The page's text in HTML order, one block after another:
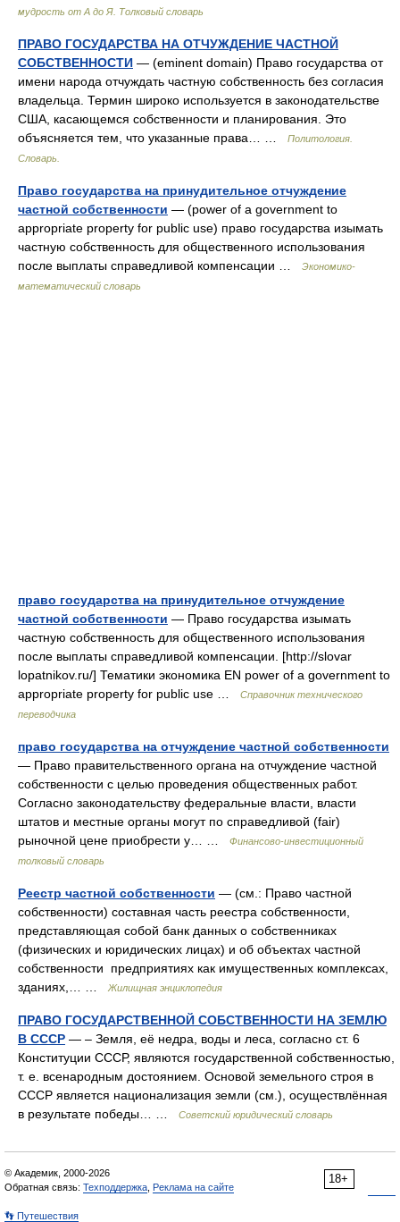
мудрость от А до Я. Толковый словарь
ПРАВО ГОСУДАРСТВА НА ОТЧУЖДЕНИЕ ЧАСТНОЙ
СОБСТВЕННОСТИ — (eminent domain) Право государства от
имени народа отчуждать частную собственность без согласия
владельца. Термин широко используется в законодательстве
США, касающемся собственности и планирования. Это
объясняется тем, что указанные права… …
Политология.
Словарь.
Право государства на принудительное отчуждение
частной собственности — (power of a government to
appropriate property for public use) право государства изымать
частную собственность для общественного использования
после выплаты справедливой компенсации …
Экономико-
математический словарь
право государства на принудительное отчуждение
частной собственности — Право государства изымать
частную собственность для общественного использования
после выплаты справедливой компенсации. [http://slovar
lopatnikov.ru/] Тематики экономика EN power of a government to
appropriate property for public use …
Справочник технического
переводчика
право государства на отчуждение частной собственности
— Право правительственного органа на отчуждение частной
собственности с целью проведения общественных работ.
Согласно законодательству федеральные власти, власти
штатов и местные органы могут по справедливой (fair)
рыночной цене приобрести у… …
Финансово-инвестиционный
толковый словарь
Реестр частной собственности — (см.: Право частной
собственности) составная часть реестра собственности,
представляющая собой банк данных о собственниках
(физических и юридических лицах) и об объектах частной
собственности предприятиях как имущественных комплексах,
зданиях,… …
Жилищная энциклопедия
ПРАВО ГОСУДАРСТВЕННОЙ СОБСТВЕННОСТИ НА ЗЕМЛЮ
В СССР — – Земля, её недра, воды и леса, согласно ст. 6
Конституции СССР, являются государственной собственностью,
т. е. всенародным достоянием. Основой земельного строя в
СССР является национализация земли (см.), осуществлённая
в результате победы… …
Советский юридический словарь
18+
© Академик, 2000-2026
Обратная связь: Техподдержка Реклама на сайте
👣 Путешествия